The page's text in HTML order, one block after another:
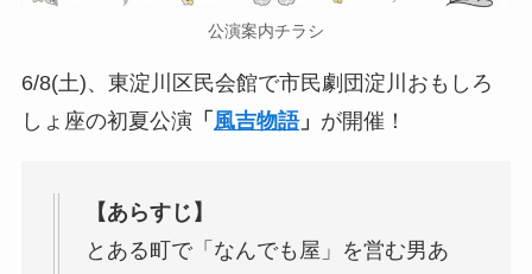
公演案内チラシ
6/8(土)、東淀川区民会館で市民劇団淀川おもしろ
しょ座の初夏公演 「 風吉物語」 が開催！
【あらすじ】
とある町で「なんでも屋」を営む男あ